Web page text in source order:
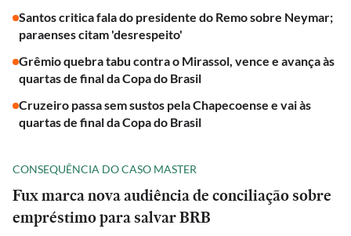
Santos critica fala do presidente do Remo sobre Neymar;
paraenses citam 'desrespeito'
Grêmio quebra tabu contra o Mirassol, vence e avança às
quartas de final da Copa do Brasil
Cruzeiro passa sem sustos pela Chapecoense e vai às
quartas de final da Copa do Brasil
CONSEQUÊNCIA DO CASO MASTER
Fux marca nova audiência de conciliação sobre
empréstimo para salvar BRB